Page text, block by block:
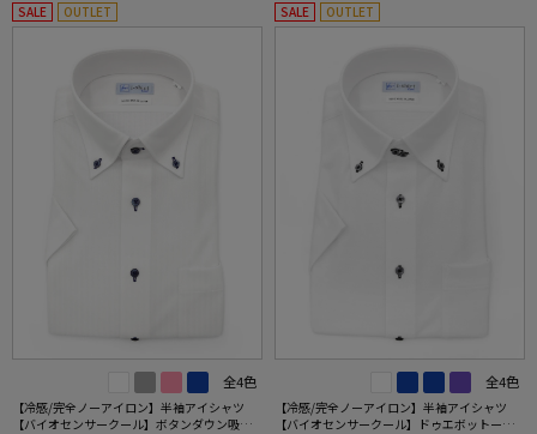
SALE OUTLET
全4色
【冷感/完全ノーアイロン】半袖アイシャツ
【バイオセンサークール】ボタンダウン吸湿
SALE OUTLET
全4色
【冷感/完全ノーアイロン】半袖アイシャツ
【バイオセンサークール】ドゥエボットーニ